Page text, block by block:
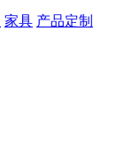
家具 产品定制